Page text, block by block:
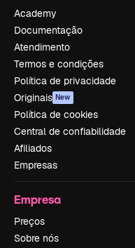
Academy
Documentação
Atendimento
Termos e condições
Política de privacidade
Originais New
Política de cookies
Central de confiabilidade
Afiliados
Empresas
Empresa
Preços
Sobre nós